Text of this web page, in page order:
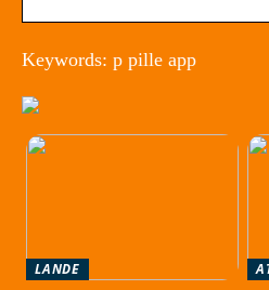
Keywords: p pille app
LANDE